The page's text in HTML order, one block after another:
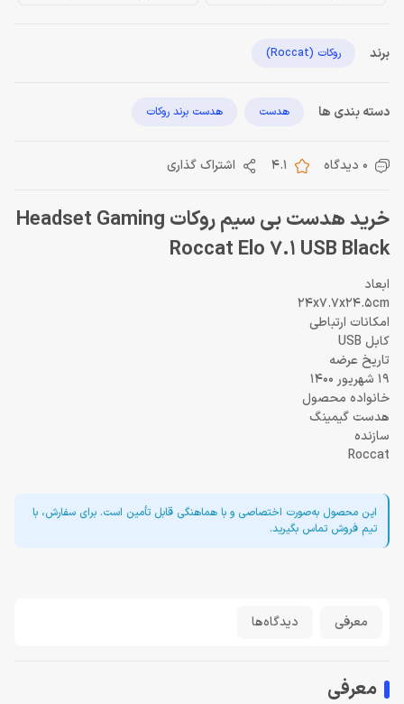
برند روکات (Roccat)
دسته بندی ها هدست هدست برند روکات
0 دیدگاه 4.1 اشتراک گذاری
خرید هدست بی سیم روکات Headset Gaming
Roccat Elo 7.1 USB Black
ابعاد
24x7.7x24.5cm
امکانات ارتباطی
کابل USB
تاریخ عرضه
19 شهریور 1400
خانواده محصول
هدست گیمینگ
سازنده
Roccat
این محصول به‌صورت اختصاصی و با هماهنگی قابل تأمین است. برای سفارش، با
تیم فروش تماس بگیرید.
معرفی دیدگاه‌ها
معرفی